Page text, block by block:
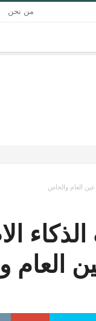
من نحن
العام والخاص
العام